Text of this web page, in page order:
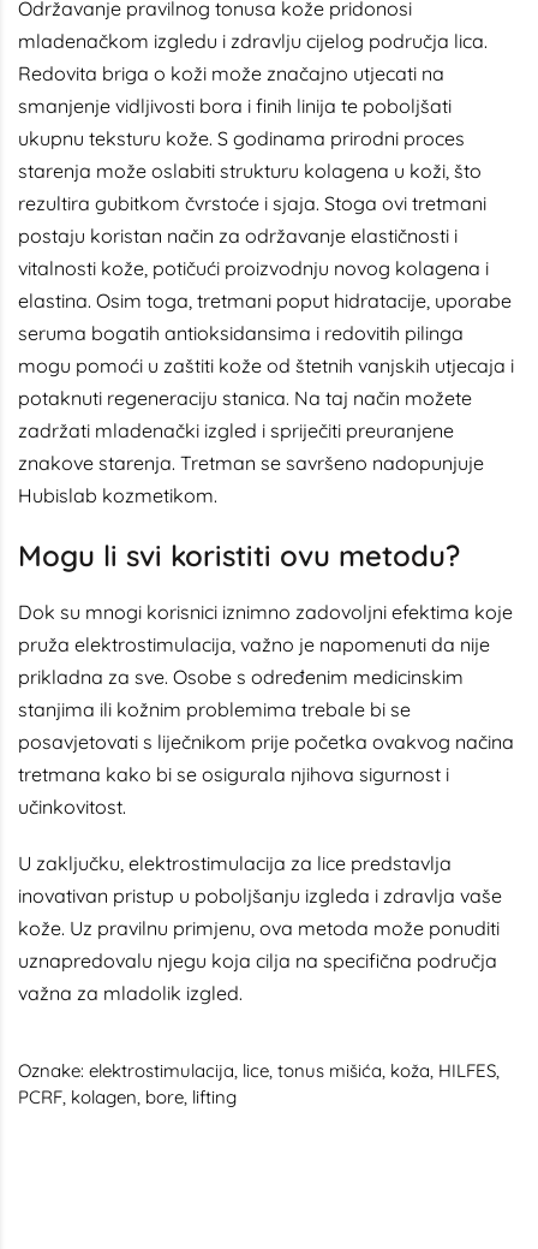
Održavanje pravilnog tonusa kože pridonosi
mladenačkom izgledu i zdravlju cijelog područja lica.
Redovita briga o koži može značajno utjecati na
smanjenje vidljivosti bora i finih linija te poboljšati
ukupnu teksturu kože. S godinama prirodni proces
starenja može oslabiti strukturu kolagena u koži, što
rezultira gubitkom čvrstoće i sjaja. Stoga ovi tretmani
postaju koristan način za održavanje elastičnosti i
vitalnosti kože, potičući proizvodnju novog kolagena i
elastina. Osim toga, tretmani poput hidratacije, uporabe
seruma bogatih antioksidansima i redovitih pilinga
mogu pomoći u zaštiti kože od štetnih vanjskih utjecaja i
potaknuti regeneraciju stanica. Na taj način možete
zadržati mladenački izgled i spriječiti preuranjene
znakove starenja. Tretman se savršeno nadopunjuje
Hubislab kozmetikom.
Mogu li svi koristiti ovu metodu?
Dok su mnogi korisnici iznimno zadovoljni efektima koje
pruža elektrostimulacija, važno je napomenuti da nije
prikladna za sve. Osobe s određenim medicinskim
stanjima ili kožnim problemima trebale bi se
posavjetovati s liječnikom prije početka ovakvog načina
tretmana kako bi se osigurala njihova sigurnost i
učinkovitost.
U zaključku, elektrostimulacija za lice predstavlja
inovativan pristup u poboljšanju izgleda i zdravlja vaše
kože. Uz pravilnu primjenu, ova metoda može ponuditi
uznapredovalu njegu koja cilja na specifična područja
važna za mladolik izgled.
Oznake: elektrostimulacija, lice, tonus mišića, koža, HILFES,
PCRF, kolagen, bore, lifting